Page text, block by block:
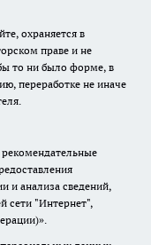
охраняется в
праве и не
то ни было форме, в
переработке не иначе
и анализа сведений,
сети "Интернет",